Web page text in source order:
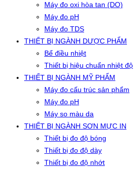
Máy đo oxi hòa tan (DO)
Máy đo pH
Máy đo TDS
THIẾT BỊ NGÀNH DƯỢC PHẨM
Bể điều nhiệt
Thiết bị hiệu chuẩn nhiệt độ
THIẾT BỊ NGÀNH MỸ PHẨM
Máy đo cấu trúc sản phẩm
Máy đo pH
Máy so màu da
THIẾT BỊ NGÀNH SƠN MỰC IN
Thiết bị đo độ bóng
Thiết bị đo độ dày
Thiết bị đo độ nhớt